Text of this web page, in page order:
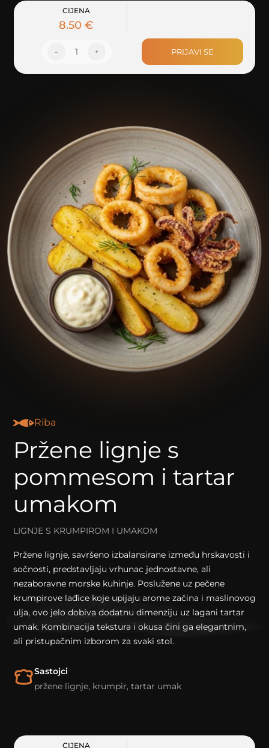
CIJENA
8.50 €
- 1 + PRIJAVI SE
Riba
Pržene lignje s
pommesom i tartar
umakom
LIGNJE S KRUMPIROM I UMAKOM
Pržene lignje, savršeno izbalansirane između hrskavosti i
sočnosti, predstavljaju vrhunac jednostavne, ali
nezaboravne morske kuhinje. Poslužene uz pečene
krumpirove lađice koje upijaju arome začina i maslinovog
ulja, ovo jelo dobiva dodatnu dimenziju uz lagani tartar
umak. Kombinacija tekstura i okusa čini ga elegantnim,
ali pristupačnim izborom za svaki stol.
Sastojci
pržene lignje, krumpir, tartar umak
CIJENA